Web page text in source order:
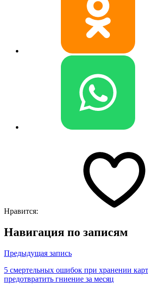
Нравится:
Навигация по записям
Предыдущая запись
5 смертельных ошибок при хранении
предотвратить гниение за месяц